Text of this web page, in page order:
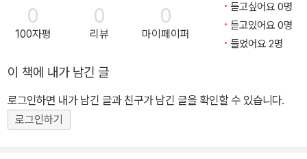
0
100자평
0
리뷰
0
마이페이퍼
듣고싶어요 0명
듣고있어요 0명
들었어요 2명
이 책에 내가 남긴 글
로그인하면 내가 남긴 글과 친구가 남긴 글을 확인할 수 있습니다.
로그인하기